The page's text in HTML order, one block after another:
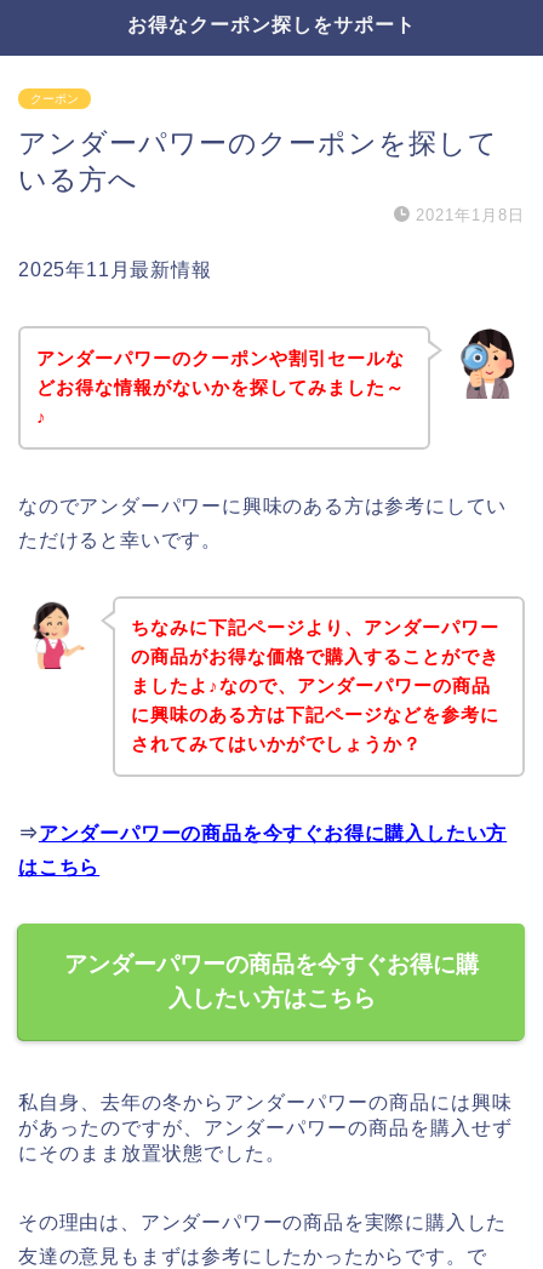
お得なクーポン探しをサポート
クーポン
アンダーパワーのクーポンを探して
いる方へ
2021年1月8日
2025年11月最新情報
アンダーパワーのクーポンや割引セールな
どお得な情報がないかを探してみました～
♪
なのでアンダーパワーに興味のある方は参考にしてい
ただけると幸いです。
ちなみに下記ページより、アンダーパワー
の商品がお得な価格で購入することができ
ましたよ♪なので、アンダーパワーの商品
に興味のある方は下記ページなどを参考に
されてみてはいかがでしょうか？
⇒アンダーパワーの商品を今すぐお得に購入したい方
はこちら
アンダーパワーの商品を今すぐお得に購
入したい方はこちら
私自身、去年の冬からアンダーパワーの商品には興味
があったのですが、アンダーパワーの商品を購入せず
にそのまま放置状態でした。
その理由は、アンダーパワーの商品を実際に購入した
友達の意見もまずは参考にしたかったからです。で